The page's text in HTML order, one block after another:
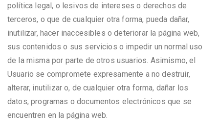
política legal, o lesivos de intereses o derechos de
terceros, o que de cualquier otra forma, pueda dañar,
inutilizar, hacer inaccesibles o deteriorar la página web,
sus contenidos o sus servicios o impedir un normal uso
de la misma por parte de otros usuarios. Asimismo, el
Usuario se compromete expresamente a no destruir,
alterar, inutilizar o, de cualquier otra forma, dañar los
datos, programas o documentos electrónicos que se
encuentren en la página web.